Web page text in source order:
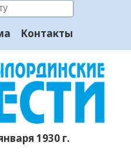
Контакты
1930 г.